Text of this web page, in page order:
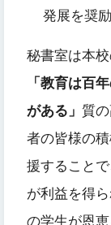
発展を奨励
秘書室は本
「教育は百
がある」 質
者の皆様の
援すること
が利益を得
の学生が恩